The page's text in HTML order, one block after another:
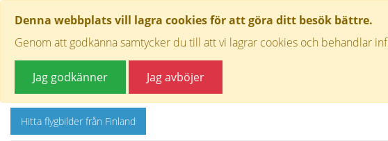
Denna webbplats vill lagra cookies för att göra ditt besök bättre.
Genom att godkänna samtycker du till att vi lagrar cookies och behandlar
Jag godkänner Jag avböjer
Hitta flygbilder från Finland